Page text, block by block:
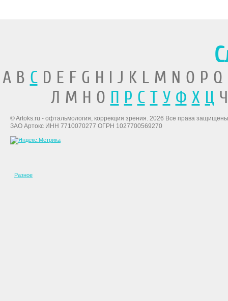
A B CD E F G H I J K L M N O P
Л М Н О П Р С Т У Ф Х Ц
© Artoks.ru - офтальмология, коррекция зрения. 2026 Все права
ЗАО Артокс ИНН 7710070277 ОГРН 1027700569270
Разное